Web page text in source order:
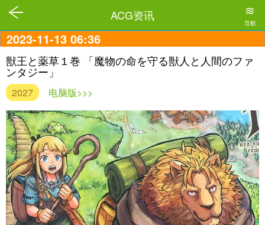
ACG资讯 ≋
导航
2023-11-13 06:36
獣王と薬草１巻 「魔物の命を守る獣人と人間のファ
ンタジー」
2027 电脑版>>>